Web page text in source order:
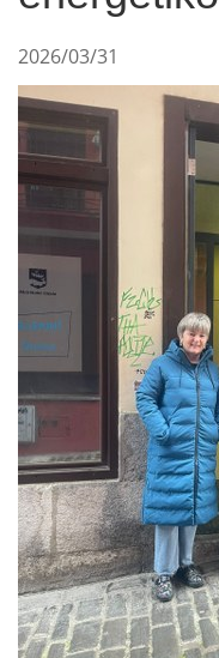
2026/03/31